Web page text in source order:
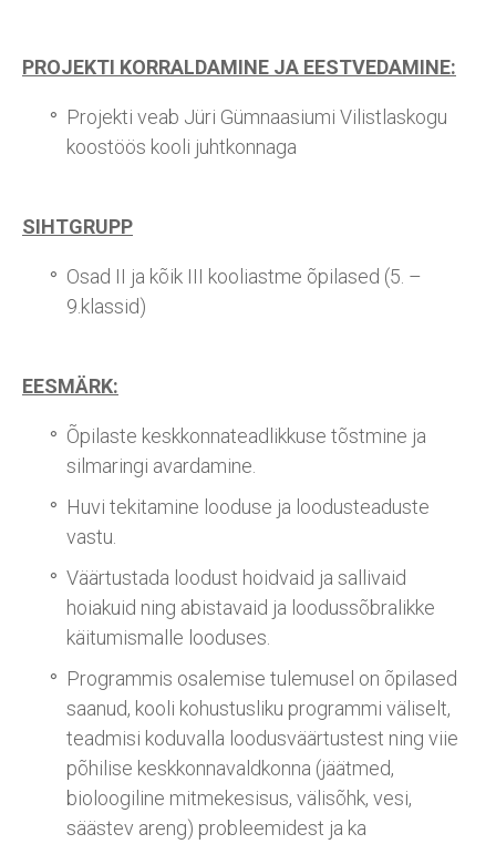
PROJEKTI KORRALDAMINE JA EESTVEDAMINE:
Projekti veab Jüri Gümnaasiumi Vilistlaskogu
koostöös kooli juhtkonnaga
SIHTGRUPP
Osad II ja kõik III kooliastme õpilased (5. –
9.klassid)
EESMÄRK:
Õpilaste keskkonnateadlikkuse tõstmine ja
silmaringi avardamine.
Huvi tekitamine looduse ja loodusteaduste
vastu.
Väärtustada loodust hoidvaid ja sallivaid
hoiakuid ning abistavaid ja loodussõbralikke
käitumismalle looduses.
Programmis osalemise tulemusel on õpilased
saanud, kooli kohustusliku programmi väliselt,
teadmisi koduvalla loodusväärtustest ning viie
põhilise keskkonnavaldkonna (jäätmed,
bioloogiline mitmekesisus, välisõhk, vesi,
säästev areng) probleemidest ja ka